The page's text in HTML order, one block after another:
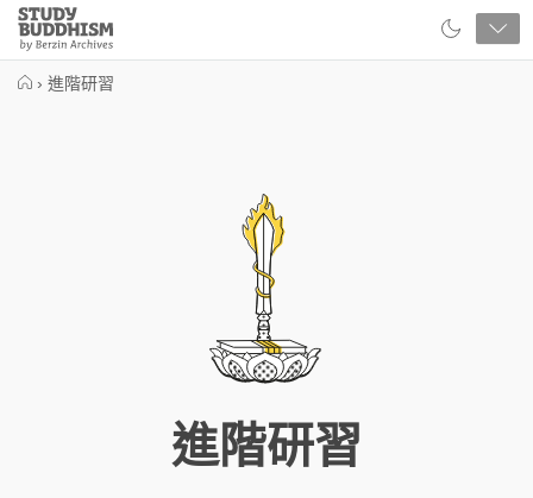
Close
Study
Buddhism
› 進階研習
進階研習